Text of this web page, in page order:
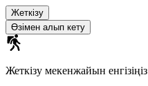
Жеткізу
Өзімен алып кету
Жеткізу мекенжайын енгізіңіз